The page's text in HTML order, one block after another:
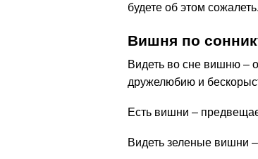
будете об этом сожалеть.
Вишня по
Видеть во сне вишню –
дружелюбию и
Есть вишни –
Видеть зеленые вишни